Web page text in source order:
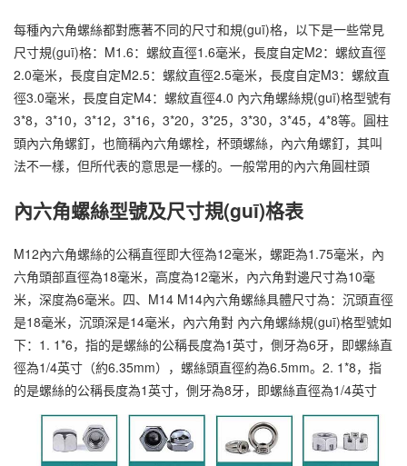
每種內六角螺絲都對應著不同的尺寸和規(guī)格，以下是一些常見
尺寸規(guī)格：M1.6：螺紋直徑1.6毫米，長度自定M2：螺紋直徑
2.0毫米，長度自定M2.5：螺紋直徑2.5毫米，長度自定M3：螺紋直
徑3.0毫米，長度自定M4：螺紋直徑4.0 內六角螺絲規(guī)格型號有
3*8，3*10，3*12，3*16，3*20，3*25，3*30，3*45，4*8等。圓柱
頭內六角螺釘，也簡稱內六角螺栓，杯頭螺絲，內六角螺釘，其叫
法不一樣，但所代表的意思是一樣的。一般常用的內六角圓柱頭
內六角螺絲型號及尺寸規(guī)格表
M12內六角螺絲的公稱直徑即大徑為12毫米，螺距為1.75毫米，內
六角頭部直徑為18毫米，高度為12毫米，內六角對邊尺寸為10毫
米，深度為6毫米。四、M14 M14內六角螺絲具體尺寸為：沉頭直徑
是18毫米，沉頭深是14毫米，內六角對 內六角螺絲規(guī)格型號如
下：1. 1*6，指的是螺絲的公稱長度為1英寸，側牙為6牙，即螺絲直
徑為1/4英寸（約6.35mm），螺絲頭直徑約為6.5mm。2. 1*8，指
的是螺絲的公稱長度為1英寸，側牙為8牙，即螺絲直徑為1/4英寸